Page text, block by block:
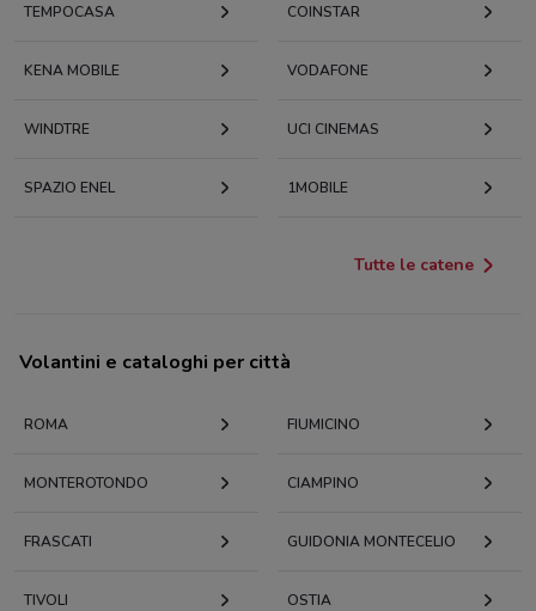
TEMPOCASA COINSTAR
KENA MOBILE VODAFONE
WINDTRE UCI CINEMAS
SPAZIO ENEL 1MOBILE
Tutte le catene
Volantini e cataloghi per città
ROMA FIUMICINO
MONTEROTONDO CIAMPINO
FRASCATI GUIDONIA MONTECELIO
TIVOLI OSTIA